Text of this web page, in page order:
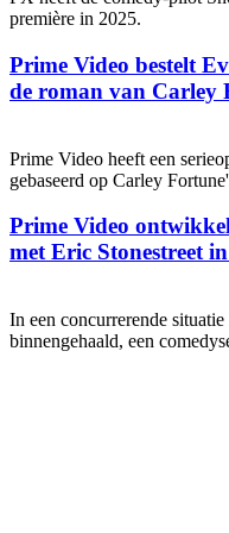
première in 2025.
Prime Video bestelt
de roman van Carley
Prime Video heeft een
gebaseerd op Carley
Prime Video
met Eric Stonestreet
In een concurrerende
binnengehaald, een